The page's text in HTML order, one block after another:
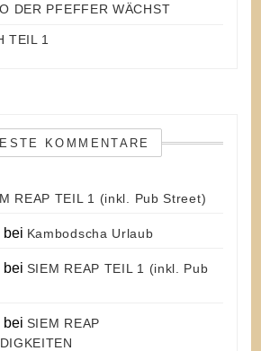
DER PFEFFER WÄCHST
TEIL 1
KOMMENTARE
REAP TEIL 1 (inkl. Pub Street)
bei Kambodscha Urlaub
bei SIEM REAP TEIL 1 (inkl. Pub
bei SIEM REAP